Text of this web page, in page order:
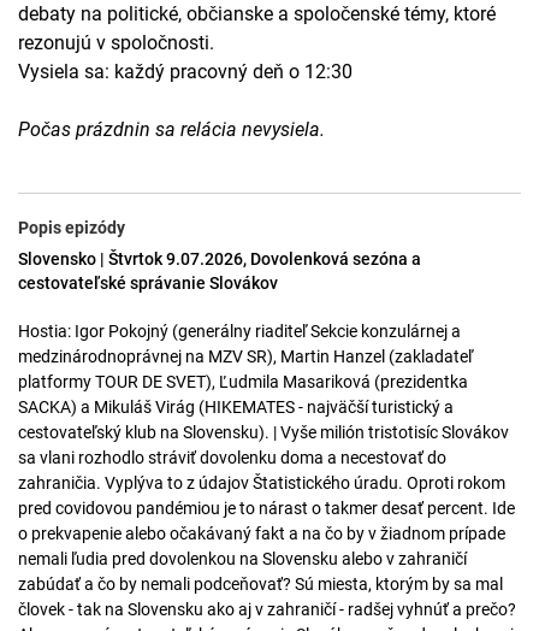
debaty na politické, občianske a spoločenské témy, ktoré
rezonujú v spoločnosti.
Vysiela sa: každý pracovný deň o 12:30
Počas prázdnin sa relácia nevysiela.
Popis epizódy
Slovensko | Štvrtok 9.07.2026, Dovolenková sezóna a
cestovateľské správanie Slovákov
Hostia: Igor Pokojný (generálny riaditeľ Sekcie konzulárnej a
medzinárodnoprávnej na MZV SR), Martin Hanzel (zakladateľ
platformy TOUR DE SVET), Ľudmila Masariková (prezidentka
SACKA) a Mikuláš Virág (HIKEMATES - najväčší turistický a
cestovateľský klub na Slovensku). | Vyše milión tristotisíc Slovákov
sa vlani rozhodlo stráviť dovolenku doma a necestovať do
zahraničia. Vyplýva to z údajov Štatistického úradu. Oproti rokom
pred covidovou pandémiou je to nárast o takmer desať percent. Ide
o prekvapenie alebo očakávaný fakt a na čo by v žiadnom prípade
nemali ľudia pred dovolenkou na Slovensku alebo v zahraničí
zabúdať a čo by nemali podceňovať? Sú miesta, ktorým by sa mal
človek - tak na Slovensku ako aj v zahraničí - radšej vyhnúť a prečo?